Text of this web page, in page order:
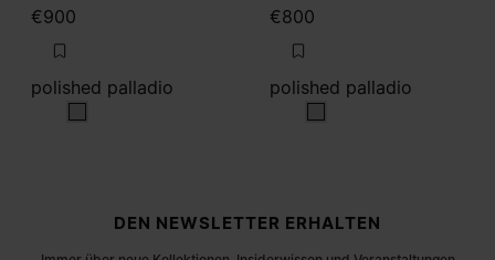
€900
polished palladio
polished palladio
€800
polished palladio
polished palladio
DEN NEWSLETTER ERHALTEN